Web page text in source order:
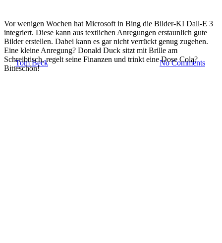
deren Entwickler*innen aktuell
das Internet umkrempeln.
By Tom Beck30. November 2023April 3rd, 2025No Comments
Vor wenigen Wochen hat Microsoft in Bing die Bilder-KI Dall-E 3
integriert. Diese kann aus textlichen Anregungen erstaunlich gute
Bilder erstellen. Dabei kann es gar nicht verrückt genug zugehen.
Eine kleine Anregung? Donald Duck sitzt mit Brille am
Schreibtisch, regelt seine Finanzen und trinkt eine Dose Cola?
Bitteschön!